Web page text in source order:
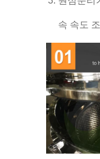
속 속도